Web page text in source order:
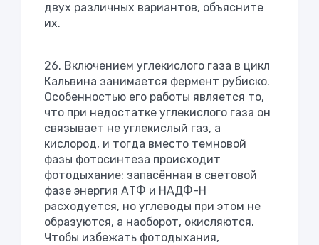
двух различных вариантов, объясните
их.
26. Включением углекислого газа в цикл
Кальвина занимается фермент рубиско.
Особенностью его работы является то,
что при недостатке углекислого газа он
связывает не углекислый газ, а
кислород, и тогда вместо темновой
фазы фотосинтеза происходит
фотодыхание: запасённая в световой
фазе энергия АТФ и НАДФ-Н
расходуется, но углеводы при этом не
образуются, а наоборот, окисляются.
Чтобы избежать фотодыхания,